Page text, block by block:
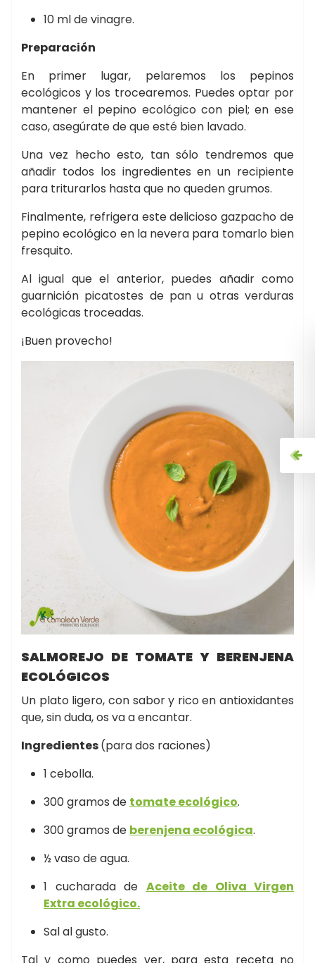
10 ml de vinagre.
Preparación
En primer lugar, pelaremos los pepinos
ecológicos y los trocearemos. Puedes optar por
mantener el pepino ecológico con piel; en ese
caso, asegúrate de que esté bien lavado.
Una vez hecho esto, tan sólo tendremos que
añadir todos los ingredientes en un recipiente
para triturarlos hasta que no queden grumos.
Finalmente, refrigera este delicioso gazpacho de
pepino ecológico en la nevera para tomarlo bien
fresquito.
Al igual que el anterior, puedes añadir como
guarnición picatostes de pan u otras verduras
ecológicas troceadas.
¡Buen provecho!
SALMOREJO DE TOMATE Y BERENJENA
ECOLÓGICOS
Un plato ligero, con sabor y rico en antioxidantes
que, sin duda, os va a encantar.
Ingredientes(para dos raciones)
1 cebolla.
300 gramos de tomate ecológico.
300 gramos de berenjena ecológica.
½ vaso de agua.
1 cucharada de Aceite de Oliva Virgen
Extra ecológico.
Sal al gusto.
Tal y como puedes ver, para esta receta no